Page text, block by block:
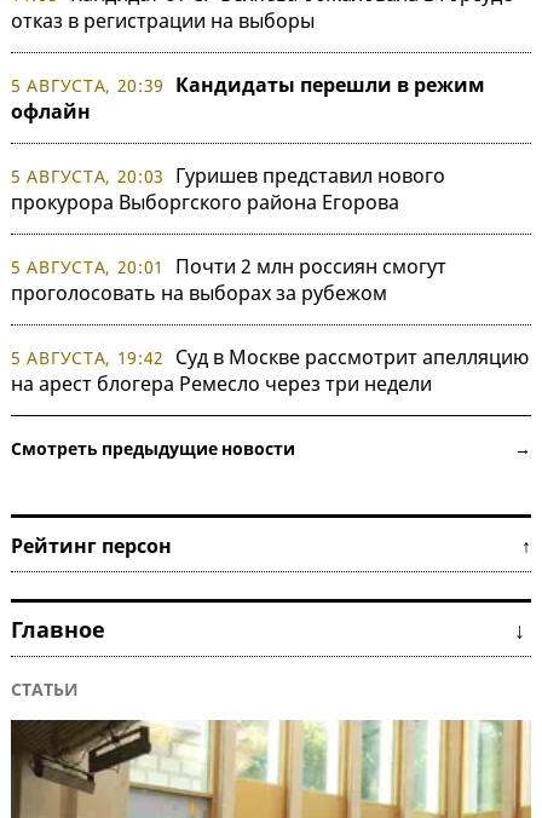
отказ в регистрации на выборы
5 АВГУСТА, 20:39
Кандидаты перешли в режим
офлайн
5 АВГУСТА, 20:03
Гуришев представил нового
прокурора Выборгского района Егорова
5 АВГУСТА, 20:01
Почти 2 млн россиян смогут
проголосовать на выборах за рубежом
5 АВГУСТА, 19:42
Суд в Москве рассмотрит апелляцию
на арест блогера Ремесло через три недели
Смотреть предыдущие новости →
Рейтинг персон ↑
Главное ↓
СТАТЬИ